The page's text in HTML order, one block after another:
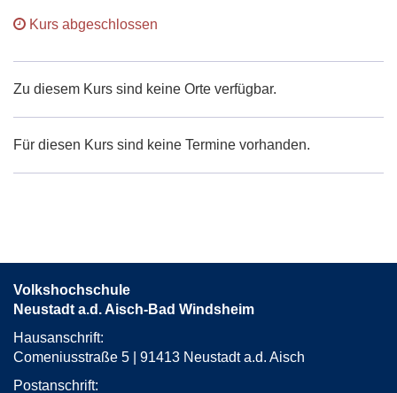
Kurs abgeschlossen
Zu diesem Kurs sind keine Orte verfügbar.
Für diesen Kurs sind keine Termine vorhanden.
Volkshochschule
Neustadt a.d. Aisch-Bad Windsheim
Hausanschrift:
Comeniusstraße 5 | 91413 Neustadt a.d. Aisch
Postanschrift: